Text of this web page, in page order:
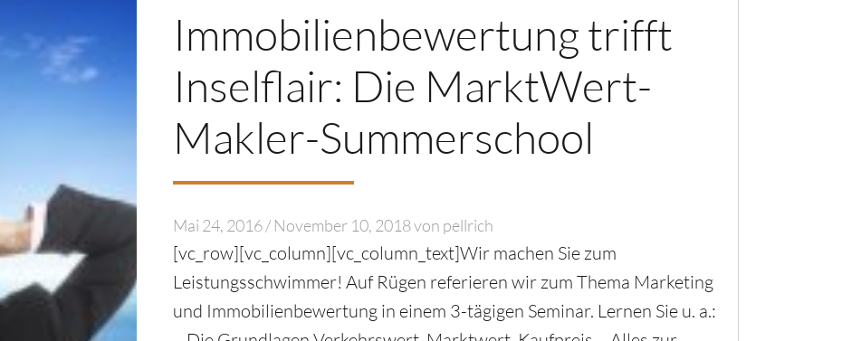
Immobilienbewertung trifft
Inselflair: Die MarktWert-
Makler-Summerschool
Mai 24, 2016/ November 10, 2018von pellrich
[vc_row][vc_column][vc_column_text]Wir machen Sie zum
Leistungsschwimmer! Auf Rügen referieren wir zum Thema Marketing
und Immobilienbewertung in einem 3-tägigen Seminar. Lernen Sie u. a.: